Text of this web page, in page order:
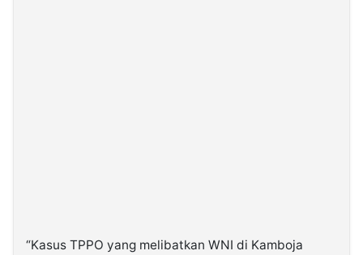
“Kasus TPPO yang melibatkan WNI di Kamboja